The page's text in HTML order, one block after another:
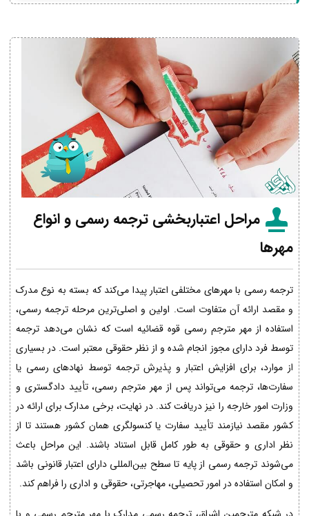
مراحل اعتباربخشی ترجمه رسمی و انواع
مهرها
ترجمه رسمی با مهرهای مختلفی اعتبار پیدا می‌کند که بسته به نوع مدرک
و مقصد ارائه آن متفاوت است. اولین و اصلی‌ترین مرحله ترجمه رسمی،
استفاده از مهر مترجم رسمی قوه قضائیه است که نشان می‌دهد ترجمه
توسط فرد دارای مجوز انجام شده و از نظر حقوقی معتبر است. در بسیاری
از موارد، برای افزایش اعتبار و پذیرش ترجمه توسط نهادهای رسمی یا
سفارت‌ها، ترجمه می‌تواند پس از مهر مترجم رسمی، تأیید دادگستری و
وزارت امور خارجه را نیز دریافت کند. در نهایت، برخی مدارک برای ارائه در
کشور مقصد نیازمند تأیید سفارت یا کنسولگری همان کشور هستند تا از
نظر اداری و حقوقی به طور کامل قابل استناد باشند. این مراحل باعث
می‌شوند ترجمه رسمی از پایه تا سطح بین‌المللی دارای اعتبار قانونی باشد
و امکان استفاده در امور تحصیلی، مهاجرتی، حقوقی و اداری را فراهم کند.